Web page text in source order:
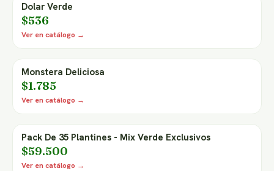
Dolar Verde
$536
Ver en catálogo →
Monstera Deliciosa
$1.785
Ver en catálogo →
Pack De 35 Plantines - Mix Verde Exclusivos
$59.500
Ver en catálogo →